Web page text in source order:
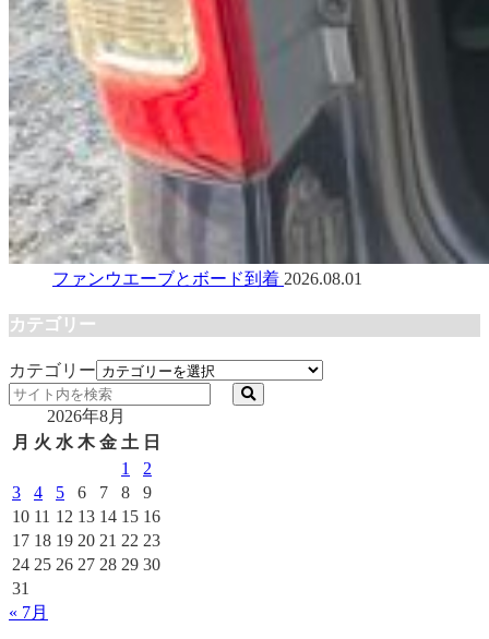
ファンウエーブとボード到着 2026.08.01
カテゴリー
カテゴリー
2026年8月
月 火 水 木 金 土 日
1
2
3
4 5 6 7 8
9
10 11 12 13 14 15 16
17 18 19 20 21 22 23
24 25 26 27 28 29 30
31
« 7月